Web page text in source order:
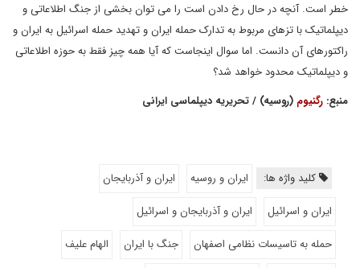
خطر است. آنچه در حال رخ دادن است را می توان بخشی از جنگ اطلاعاتی و
دیپلماتیک با تزهای مربوط به تدارک حمله ایران و تهدید حمله اسرائیل به ایران و
راکتورهای آن دانست. اما سوال اینجاست که آیا همه چیز فقط به حوزه اطلاعاتی
و دیپلماتیک محدود خواهد شد؟
منبع: رگنیوم (روسیه) / تحریریه دیپلماسی ایرانی
کلید واژه ها: ایران و روسیه
ایران و آذربایجان
ایران و اسرائیل
ایران و آذربایجان و اسرائیل
حمله به تاسیسات نظامی اصفهان
جنگ با ایران
الهام علیف